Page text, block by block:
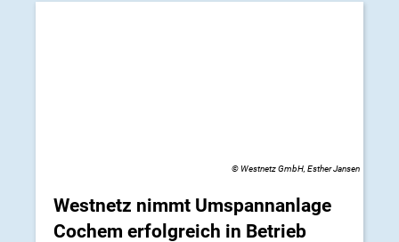
© Westnetz GmbH, Esther Jansen
Westnetz nimmt Umspannanlage
Cochem erfolgreich in Betrieb